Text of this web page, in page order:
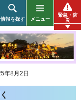
情報を探す メニュー
緊急・防
災
年8月2日